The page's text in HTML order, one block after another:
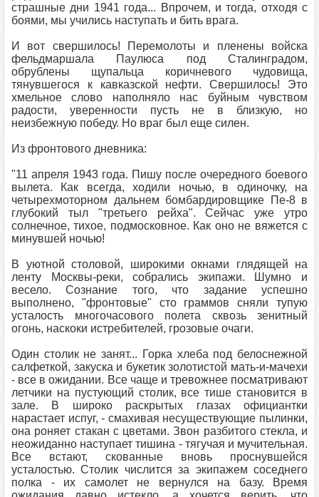
страшные дни 1941 года... Впрочем, и тогда, отходя с
боями, мы учились наступать и бить врага.
И вот свершилось! Перемолоты и пленены войска
фельдмаршала Паулюса под Сталинградом,
обрублены щупальца коричневого чудовища,
тянувшегося к кавказской нефти. Свершилось! Это
хмельное слово наполняло нас буйным чувством
радости, уверенности пусть не в близкую, но
неизбежную победу. Но враг был еще силен.
Из фронтового дневника:
"11 апреля 1943 года. Пишу после очередного боевого
вылета. Как всегда, ходили ночью, в одиночку, на
четырехмоторном дальнем бомбардировщике Пе-8 в
глубокий тыл "третьего рейха". Сейчас уже утро
солнечное, тихое, подмосковное. Как оно не вяжется с
минувшей ночью!
В уютной столовой, широкими окнами глядящей на
ленту Москвы-реки, собрались экипажи. Шумно и
весело. Сознание того, что задание успешно
выполнено, "фронтовые" сто граммов сняли тупую
усталость многочасового полета сквозь зенитный
огонь, наскоки истребителей, грозовые очаги.
Один столик не занят... Горка хлеба под белоснежной
салфеткой, закуска и букетик золотистой мать-и-мачехи
- все в ожидании. Все чаще и тревожнее посматривают
летчики на пустующий столик, все тише становится в
зале. В широко раскрытых глазах официантки
нарастает испуг, - смахивая несуществующие пылинки,
она роняет стакан с цветами. Звон разбитого стекла, и
неожиданно наступает тишина - тягучая и мучительная.
Все встают, скованные вновь проснувшейся
усталостью. Столик числится за экипажем соседнего
полка - их самолет не вернулся на базу. Время